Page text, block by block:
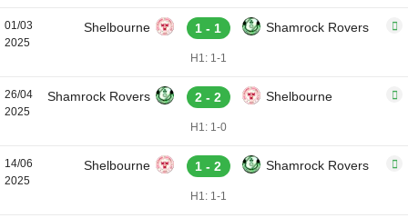
01/03
2025
Shelbourne 1 - 1 Shamrock Rovers
H1: 1-1
26/04
2025
Shamrock Rovers 2 - 2 Shelbourne
H1: 1-0
14/06
2025
Shelbourne 1 - 2 Shamrock Rovers
H1: 1-1